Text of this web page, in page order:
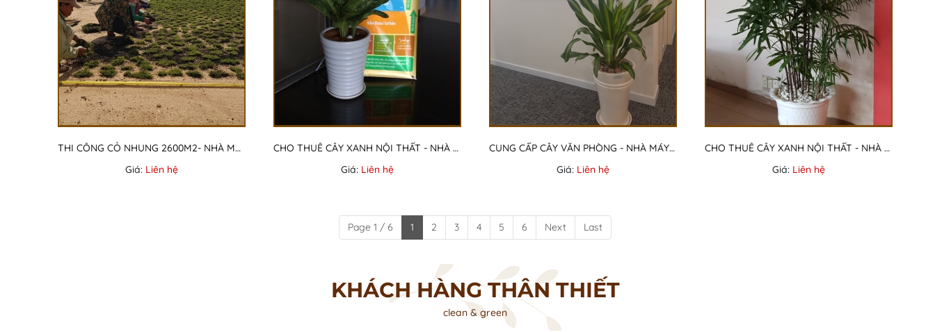
THI CÔNG CỎ NHUNG 2600M2- NHÀ MÁY CÔNG TY NASTEC NHẬT BẢN
Giá: Liên hệ
CHO THUÊ CÂY XANH NỘI THẤT - NHÀ MÁY CTY MASAN
Giá: Liên hệ
CUNG CẤP CÂY VĂN PHÒNG - NHÀ MÁY CTY NISSHO NHẬT BẢN
Giá: Liên hệ
CHO THUÊ CÂY XANH NỘI THẤT - NHÀ MÁY CTY ALDILA
Giá: Liên hệ
Page 1 / 6 1 2 3 4 5 6 Next Last
KHÁCH HÀNG THÂN THIẾT
clean & green